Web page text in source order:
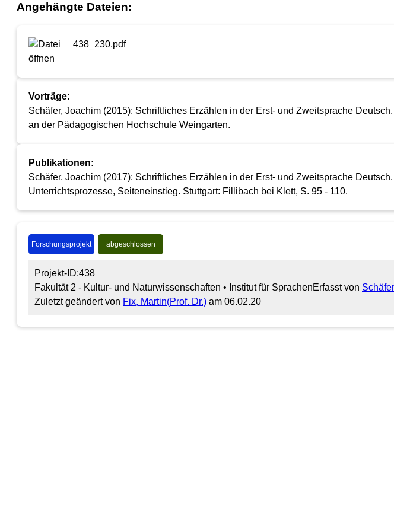
Angehängte Dateien:
438_230.pdf
Vorträge:
Schäfer, Joachim (2015): Schriftliches Erzählen in der Erst- und Zweitsprache
an der Pädagogischen Hochschule Weingarten.
Publikationen:
Schäfer, Joachim (2017): Schriftliches Erzählen in der Erst- und Zweitsprache
Unterrichtsprozesse, Seiteneinstieg. Stuttgart: Fillibach bei Klett, S. 95 - 110.
Forschungsprojekt abgeschlossen
Projekt-ID:438
Fakultät 2 - Kultur- und Naturwissenschaften • Institut für SprachenErfasst von
Zuletzt geändert von Fix, Martin(Prof. Dr.) am 06.02.20